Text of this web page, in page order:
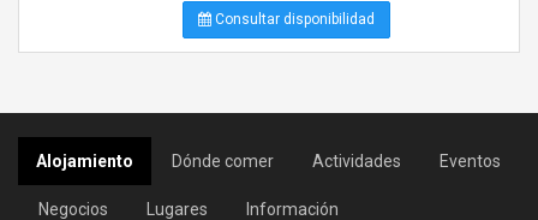
Consultar disponibilidad
Alojamiento Dónde comer Actividades Eventos
Negocios Lugares Información